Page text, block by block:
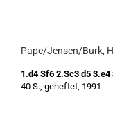
Pape/Jensen/Burk,
1.d4 Sf6 2.Sc3 d5 3.e4
40 S., geheftet, 1991